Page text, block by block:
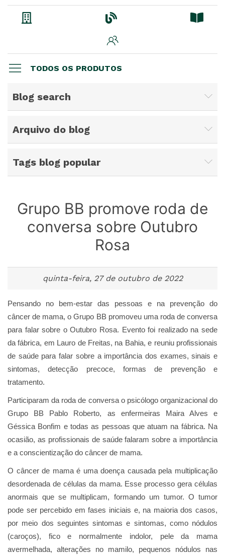
TODOS OS PRODUTOS
Blog search
Arquivo do blog
Tags blog popular
Grupo BB promove roda de
conversa sobre Outubro
Rosa
quinta-feira, 27 de outubro de 2022
Pensando no bem-estar das pessoas e na prevenção do
câncer de mama, oGrupo BB promoveu uma roda de conversa
para falar sobre o Outubro Rosa. Evento foi realizado na sede
da fábrica, em Lauro de Freitas, na Bahia, e reuniu profissionais
de saúde para falar sobre a importância dos exames, sinais e
sintomas, detecção precoce, formas de prevenção e
tratamento.
Participaram da roda de conversa o psicólogo organizacional do
Grupo BB Pablo Roberto, as enfermeiras Maira Alves e
Géssica Bonfim e todas as pessoas que atuam na fábrica. Na
ocasião, as profissionais de saúde falaram sobre a importância
e a conscientização do câncer de mama.
O câncer de mama é uma doença causada pela multiplicação
desordenada de células da mama. Esse processo gera células
anormais que se multiplicam, formando um tumor. O tumor
pode ser percebido em fases iniciais e, na maioria dos casos,
por meio dos seguintes sintomas e sintomas, como nódulos
(caroços), fico e normalmente indolor, pele da mama
avermelhada, alterações no mamilo, pequenos nódulos nas